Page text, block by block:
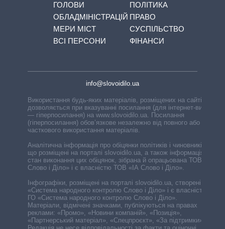
ГОЛОВИ
ОБЛАДМІНІСТРАЦІЙ
МЕРИ МІСТ
ВСІ ПЕРСОНИ
ПОЛІТИКА
ПРАВО
СУСПІЛЬСТВО
ФІНАНСИ
info@slovoidilo.ua
Використання будь-яких матеріалів, розміщених на сайті,
дозволяється при вказуванні посилання (для інтернет-видань
— гіперпосилання) на www.slovoidilo.ua. Посилання
(гіперпосилання) обов’язкове незалежно від повного або
часткового використання матеріалів.
Аналітична інформація про обіцянки політиків і чиновників,
що розміщені на порталі slovoidilo.ua, а також інформація про
стан виконання цих обіцянок, зібрана й опрацьована ТОВ «ІА
Слово і Діло» і є власністю ТОВ «ІА Слово і Діло».
Інфографіки, розміщені на порталі slovoidilo.ua, створені ГО
«Система народного контролю Слово і Діло» і є власністю
ГО «Система народного контролю Слово і Діло».
Матеріали, відмічені значками, публікуються на правах
реклами: «Промо», «Новини компаній», «Позиція»,
«Партнерський матеріал», «Спецпроєкт», «За підтримки».